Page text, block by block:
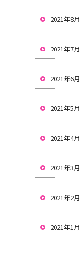
2021年8月
2021年7月
2021年6月
2021年5月
2021年4月
2021年3月
2021年2月
2021年1月